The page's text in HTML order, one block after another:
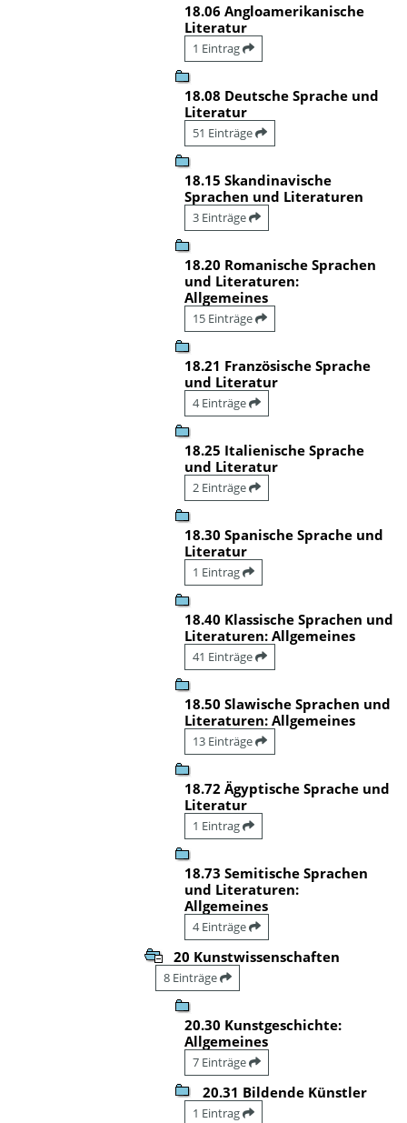
18.06 Angloamerikanische
Literatur
1 Eintrag
18.08 Deutsche Sprache und
Literatur
51 Einträge
18.15 Skandinavische
Sprachen und Literaturen
3 Einträge
18.20 Romanische Sprachen
und Literaturen:
Allgemeines
15 Einträge
18.21 Französische Sprache
und Literatur
4 Einträge
18.25 Italienische Sprache
und Literatur
2 Einträge
18.30 Spanische Sprache und
Literatur
1 Eintrag
18.40 Klassische Sprachen und
Literaturen: Allgemeines
41 Einträge
18.50 Slawische Sprachen und
Literaturen: Allgemeines
13 Einträge
18.72 Ägyptische Sprache und
Literatur
1 Eintrag
18.73 Semitische Sprachen
und Literaturen:
Allgemeines
4 Einträge
20 Kunstwissenschaften
8 Einträge
20.30 Kunstgeschichte:
Allgemeines
7 Einträge
20.31 Bildende Künstler
1 Eintrag